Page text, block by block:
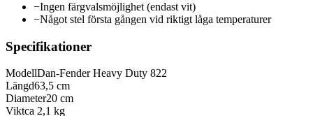
−Ingen färgvalsmöjlighet (endast vit)
−Något stel första gången vid riktigt låga temperaturer
Specifikationer
ModellDan-Fender Heavy Duty 822
Längd63,5 cm
Diameter20 cm
Viktca 2,1 kg